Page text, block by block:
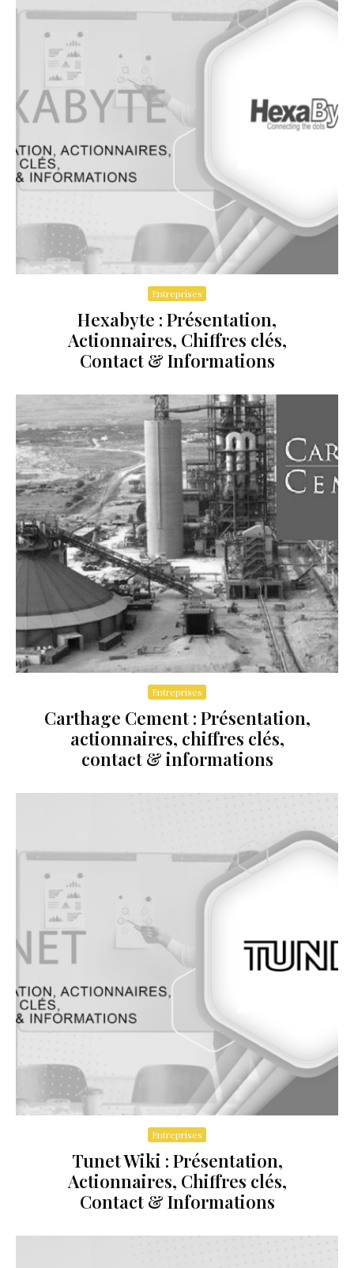
Entreprises
Hexabyte : Présentation,
Actionnaires, Chiffres clés,
Contact & Informations
Entreprises
Carthage Cement : Présentation,
actionnaires, chiffres clés,
contact & informations
Entreprises
Tunet Wiki : Présentation,
Actionnaires, Chiffres clés,
Contact & Informations